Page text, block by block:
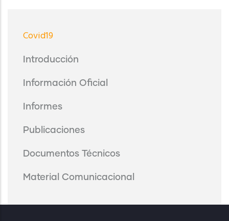
Menu
Covid19
Covid19
Introducción
Información Oficial
Informes
Publicaciones
Documentos Técnicos
Material Comunicacional